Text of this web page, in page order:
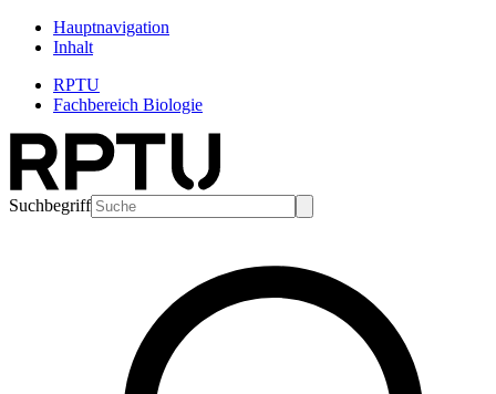
Hauptnavigation
Inhalt
RPTU
Fachbereich Biologie
Suchbegriff